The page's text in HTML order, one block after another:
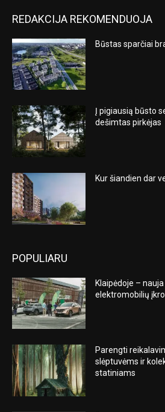
REDAKCIJA REKOMENDUOJA
Būstas sparčiai
Į pigiausią būsto
dešimtas pirkėjas
Kur šiandien dar
POPULIARU
Klaipėdoje –
elektromobilių
Parengti
slėptuvėms ir
statiniams